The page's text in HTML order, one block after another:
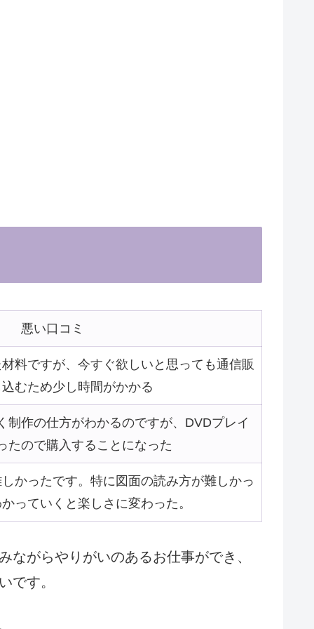
悪い口コミ
料ですが、今すぐ欲しいと思っても通信販
むため少し時間がかかる
制作の仕方がわかるのですが、DVDプレイ
たので購入することになった
かったです。特に図面の読み方が難しかっ
っていくと楽しさに変わった。
ながらやりがいのあるお仕事ができ、
です。